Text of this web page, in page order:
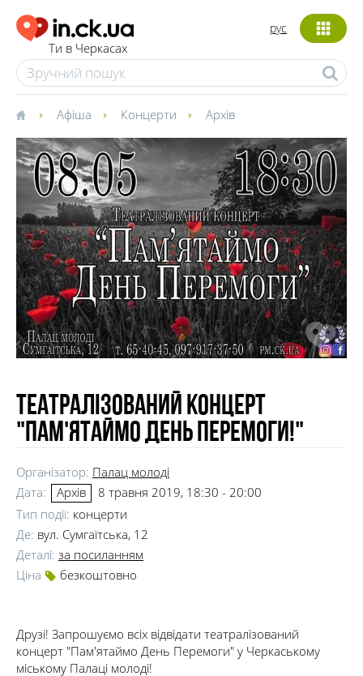
Ти в Черкасах
рус
Афіша Концерти Архів
Театралізований концерт
"Пам'ятаймо День Перемоги!"
Організатор: Палац молоді
Дата:
Архів
8 травня 2019, 18:30 - 20:00
Тип події: концерти
Де: вул. Сумгаїтська, 12
Деталі: за посиланням
Ціна
безкоштовно
Друзі! Запрошуємо всіх відвідати театралізований
концерт "Пам'ятаймо День Перемоги" у Черкаському
міському Палаці молоді!